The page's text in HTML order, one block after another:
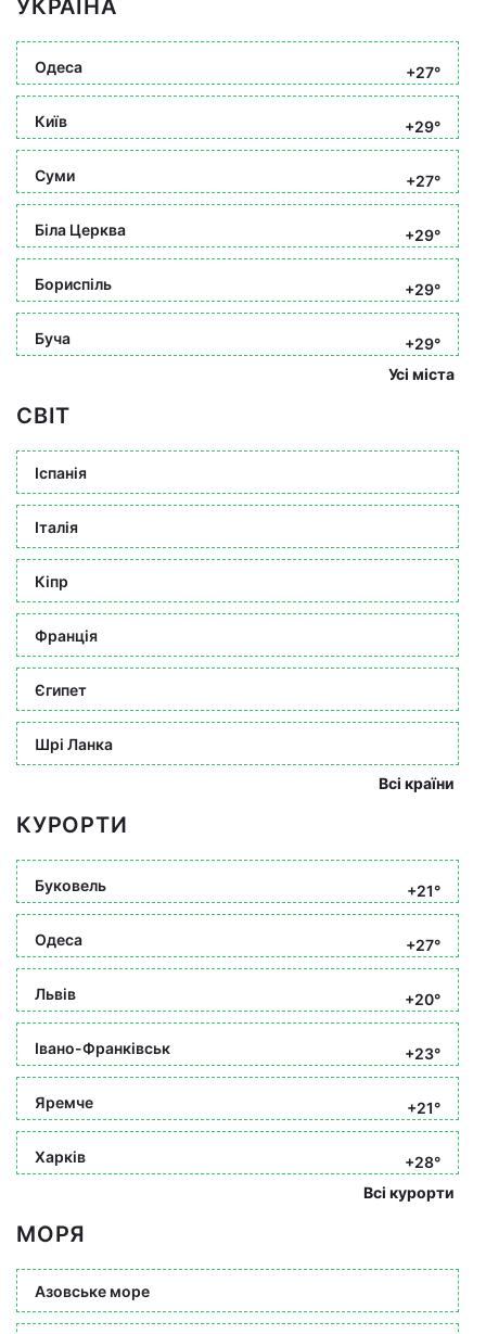
УКРАЇНА
Одеса +27°
Київ +29°
Суми +27°
Біла Церква +29°
Бориспіль +29°
Буча
+29°
Усі міста
СВІТ
Іспанія
Італія
Кіпр
Франція
Єгипет
Шрі Ланка
Всі країни
КУРОРТИ
Буковель +21°
Одеса +27°
Львів +20°
Івано-Франківськ +23°
Яремче +21°
Харків
+28°
Всі курорти
МОРЯ
Азовське море